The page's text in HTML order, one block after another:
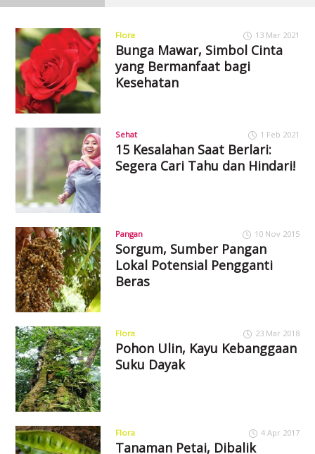
Flora 13 Mar 2021
Bunga Mawar, Simbol Cinta
yang Bermanfaat bagi
Kesehatan
Sehat 1 Feb 2021
15 Kesalahan Saat Berlari:
Segera Cari Tahu dan Hindari!
Pangan 10 Nov 2015
Sorgum, Sumber Pangan
Lokal Potensial Pengganti
Beras
Flora 23 Mar 2018
Pohon Ulin, Kayu Kebanggaan
Suku Dayak
Flora 4 Apr 2017
Tanaman Petai, Dibalik